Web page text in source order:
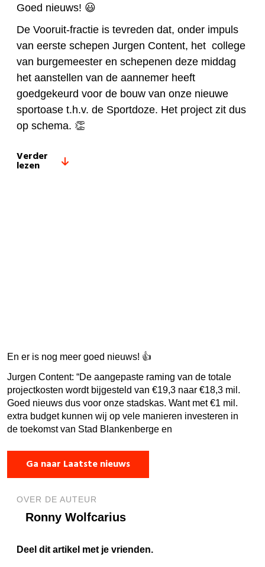
Goed nieuws! 😃
De Vooruit-fractie is tevreden dat, onder impuls
van eerste schepen Jurgen Content, het college
van burgemeester en schepenen deze middag
het aanstellen van de aannemer heeft
goedgekeurd voor de bouw van onze nieuwe
sportoase t.h.v. de Sportdoze. Het project zit dus
op schema. 👏
Verder
lezen
En er is nog meer goed nieuws! 👍
Jurgen Content: “De aangepaste raming van de totale
projectkosten wordt bijgesteld van €19,3 naar €18,3 mil.
Goed nieuws dus voor onze stadskas. Want met €1 mil.
extra budget kunnen wij op vele manieren investeren in
de toekomst van Stad Blankenberge en
Ga naar Laatste nieuws
OVER DE AUTEUR
Ronny Wolfcarius
Deel dit artikel met je vrienden.